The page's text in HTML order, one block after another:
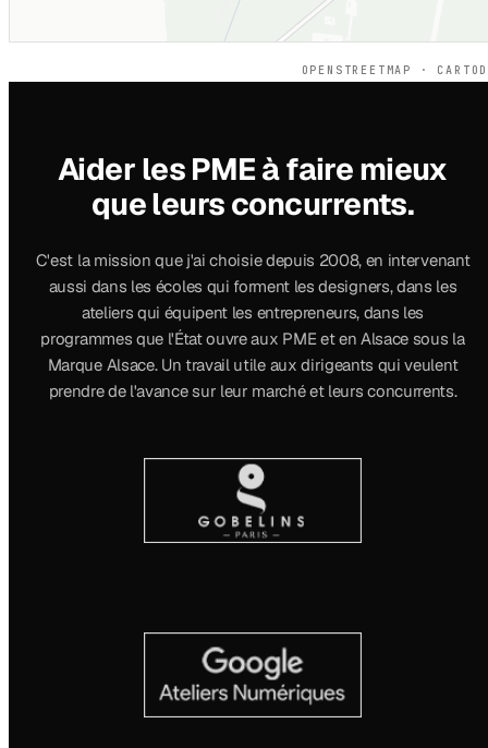
OPENSTREETMAP ·
Aider les PME à faire mieux
que leurs concurrents.
C'est la mission que j'ai choisie depuis 2008, en intervenant
aussi dans les écoles qui forment les designers, dans les
ateliers qui équipent les entrepreneurs, dans les
programmes que l'État ouvre aux PME et en Alsace sous la
Marque Alsace. Un travail utile aux dirigeants qui veulent
prendre de l'avance sur leur marché et leurs concurrents.